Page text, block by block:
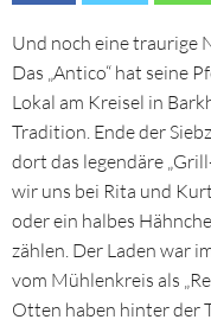
Und noch eine traurige
Das „Antico“ hat seine
Lokal am Kreisel in
Tradition. Ende der
dort das legendäre
wir uns bei Rita und
oder ein halbes
zählen. Der Laden war
vom Mühlenkreis als
Otten haben hinter der